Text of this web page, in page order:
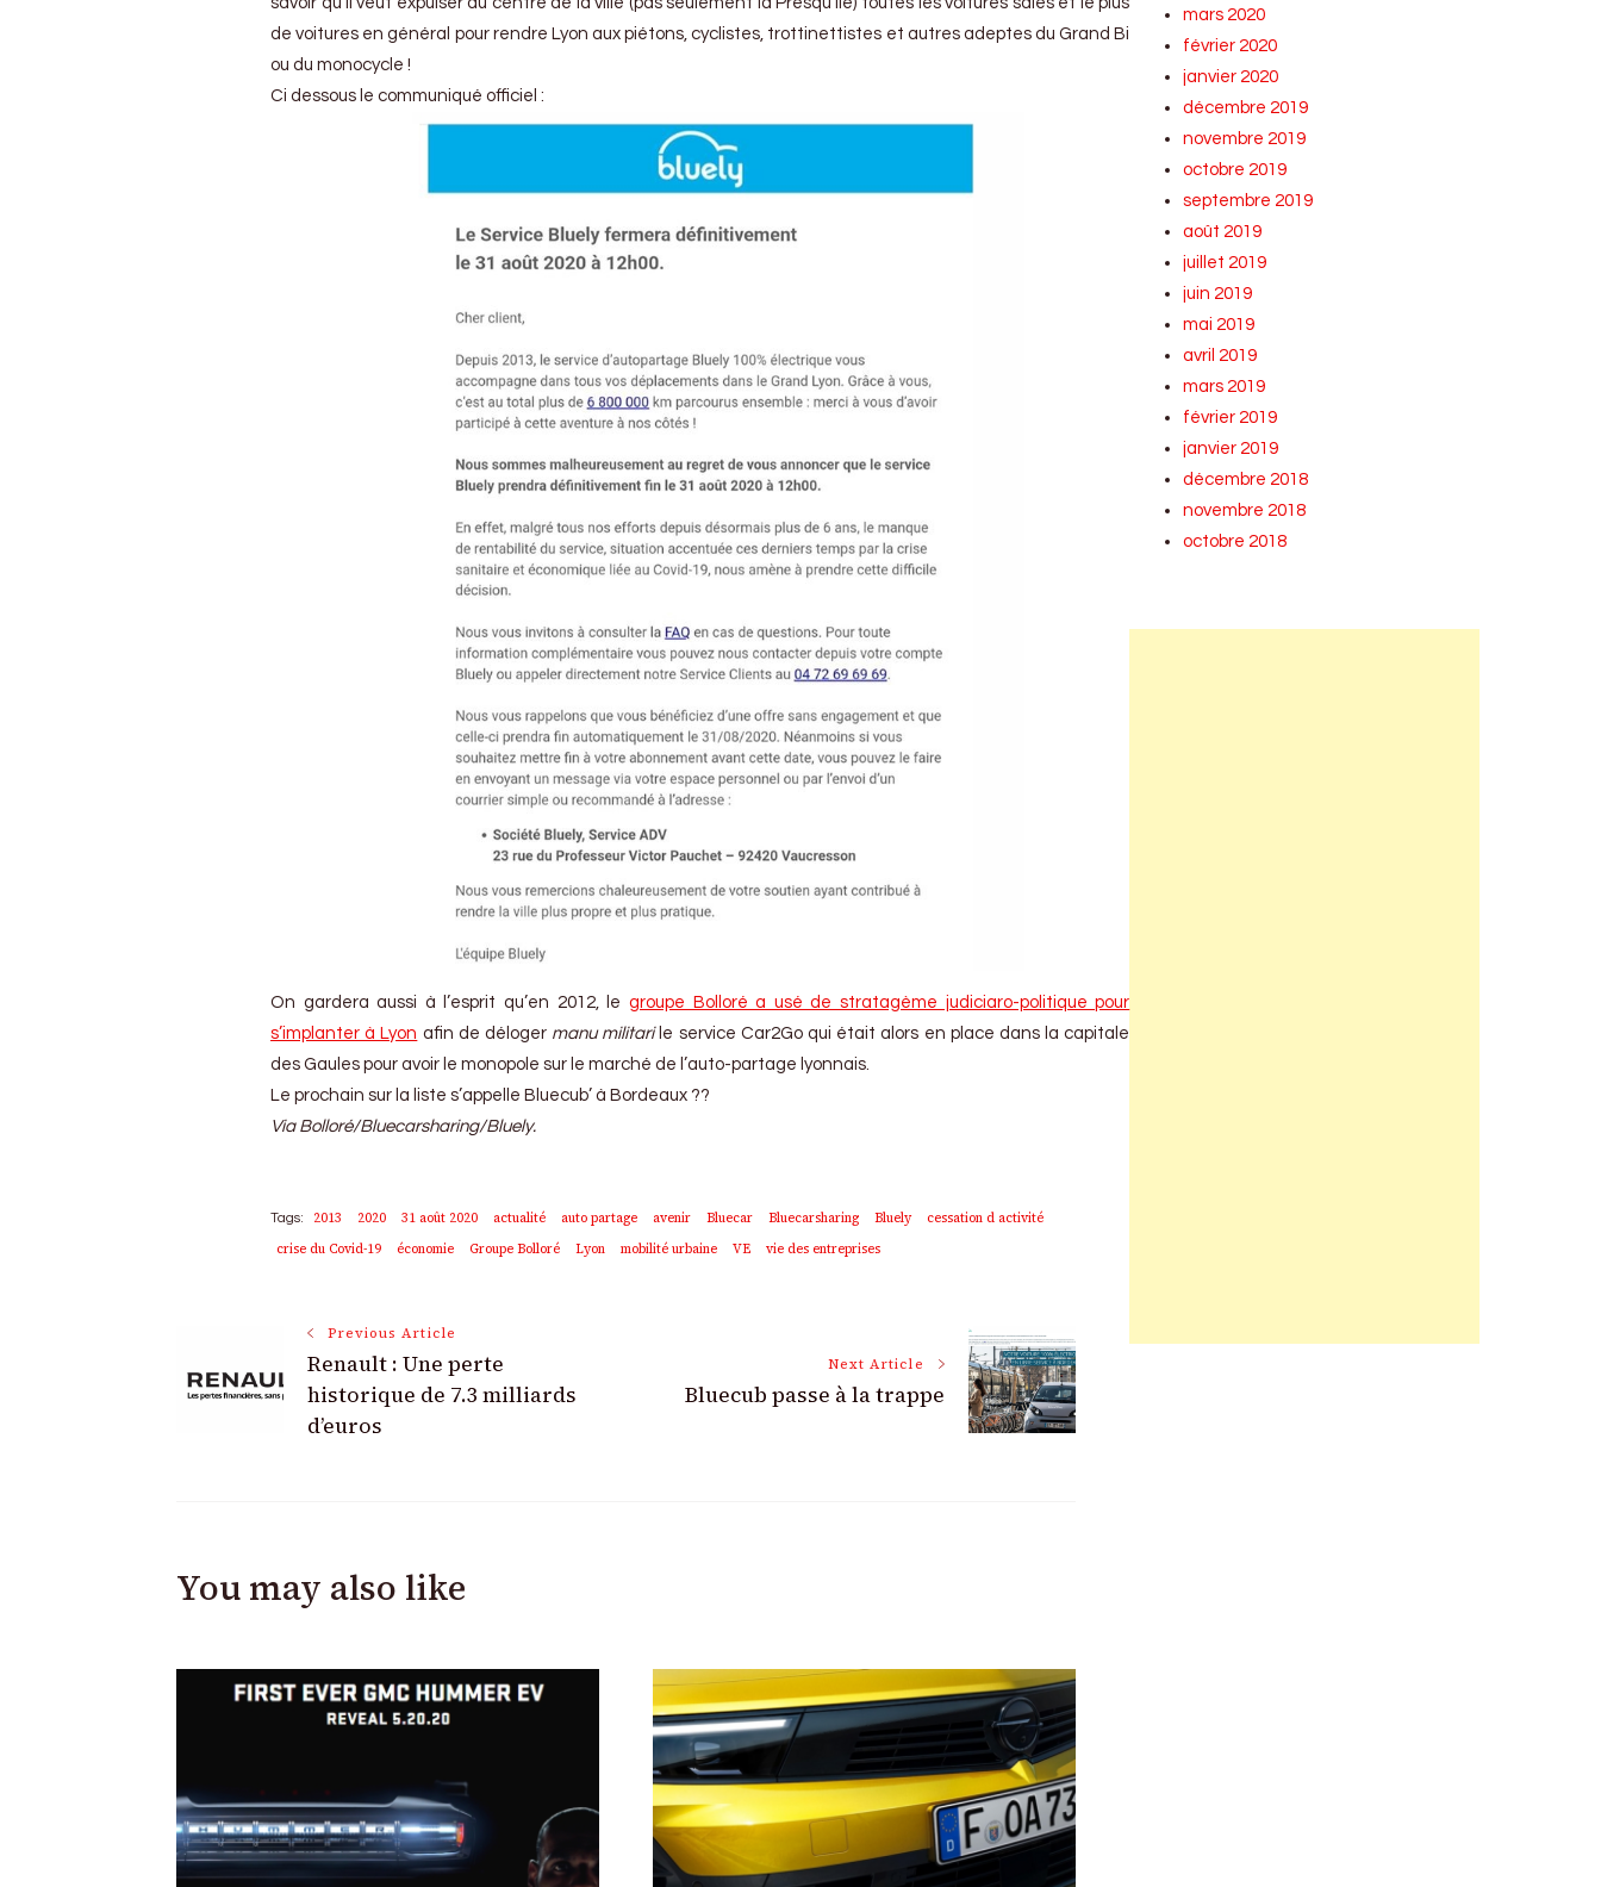
de voitures en général pour rendre Lyon aux piétons, cyclistes, trottinettistes et autres adeptes du Grand Bi
ou du monocycle !
Ci dessous le communiqué officiel :
On gardera aussi à l’esprit qu’en 2012, le groupe Bolloré a usé de stratagème judiciaro-politique pour
s’implanter à Lyon afin de déloger manu militarile service Car2Go qui était alors en place dans la capitale
des Gaules pour avoir le monopole sur le marché de l’auto-partage lyonnais.
Le prochain sur la liste s’appelle Bluecub’ à Bordeaux ??
Via Bolloré/Bluecarsharing/Bluely.
Tags: 2013 2020 31 août 2020 actualité auto partage avenir Bluecar Bluecarsharing Bluely
cessation d activité
crise du Covid-19
économie Groupe Bolloré Lyon mobilité urbaine VE vie des entreprises
Navigation
Previous Article
Renault : Une perte
historique de 7.3 milliards
d’euros
Next Article
Bluecub passe à la trappe
You may also like
mars 2020
février 2020
janvier 2020
décembre 2019
novembre 2019
octobre 2019
septembre 2019
août 2019
juillet 2019
juin 2019
mai 2019
avril 2019
mars 2019
février 2019
janvier 2019
décembre 2018
novembre 2018
octobre 2018